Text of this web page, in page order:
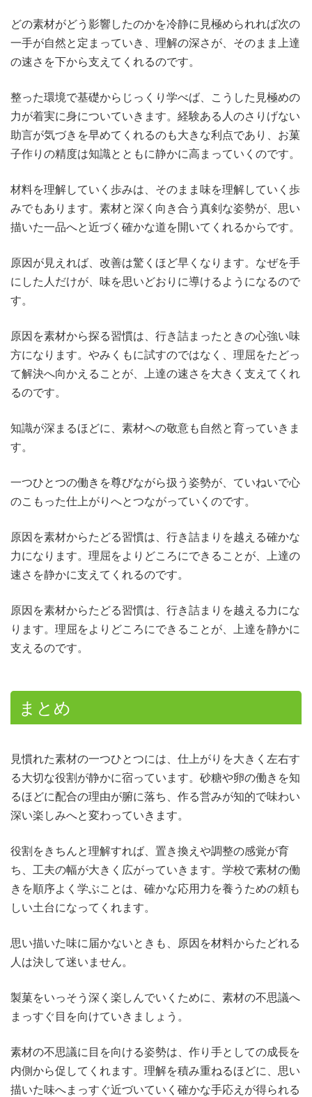
どの素材がどう影響したのかを冷静に見極められれば次の
一手が自然と定まっていき、理解の深さが、そのまま上達
の速さを下から支えてくれるのです。
整った環境で基礎からじっくり学べば、こうした見極めの
力が着実に身についていきます。経験ある人のさりげない
助言が気づきを早めてくれるのも大きな利点であり、お菓
子作りの精度は知識とともに静かに高まっていくのです。
材料を理解していく歩みは、そのまま味を理解していく歩
みでもあります。素材と深く向き合う真剣な姿勢が、思い
描いた一品へと近づく確かな道を開いてくれるからです。
原因が見えれば、改善は驚くほど早くなります。なぜを手
にした人だけが、味を思いどおりに導けるようになるので
す。
原因を素材から探る習慣は、行き詰まったときの心強い味
方になります。やみくもに試すのではなく、理屈をたどっ
て解決へ向かえることが、上達の速さを大きく支えてくれ
るのです。
知識が深まるほどに、素材への敬意も自然と育っていきま
す。
一つひとつの働きを尊びながら扱う姿勢が、ていねいで心
のこもった仕上がりへとつながっていくのです。
原因を素材からたどる習慣は、行き詰まりを越える確かな
力になります。理屈をよりどころにできることが、上達の
速さを静かに支えてくれるのです。
原因を素材からたどる習慣は、行き詰まりを越える力にな
ります。理屈をよりどころにできることが、上達を静かに
支えるのです。
まとめ
見慣れた素材の一つひとつには、仕上がりを大きく左右す
る大切な役割が静かに宿っています。砂糖や卵の働きを知
るほどに配合の理由が腑に落ち、作る営みが知的で味わい
深い楽しみへと変わっていきます。
役割をきちんと理解すれば、置き換えや調整の感覚が育
ち、工夫の幅が大きく広がっていきます。学校で素材の働
きを順序よく学ぶことは、確かな応用力を養うための頼も
しい土台になってくれます。
思い描いた味に届かないときも、原因を材料からたどれる
人は決して迷いません。
製菓をいっそう深く楽しんでいくために、素材の不思議へ
まっすぐ目を向けていきましょう。
素材の不思議に目を向ける姿勢は、作り手としての成長を
内側から促してくれます。理解を積み重ねるほどに、思い
描いた味へまっすぐ近づいていく確かな手応えが得られる